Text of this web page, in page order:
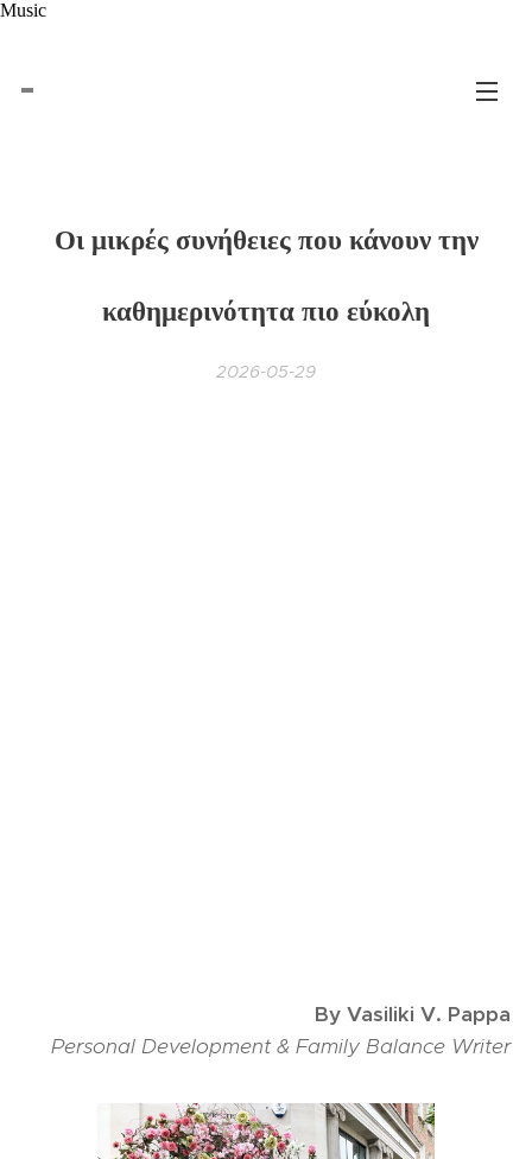
Music
Οι μικρές συνήθειες που κάνουν την
καθημερινότητα πιο εύκολη
2026-05-29
By Vasiliki V. Pappa
Personal Development & Family Balance Writer